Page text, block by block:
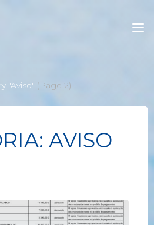
"Aviso" (Page 2)
AVISO